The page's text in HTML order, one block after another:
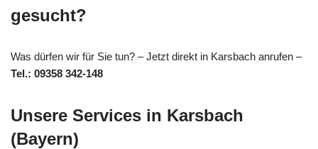
gesucht?
Was dürfen wir für Sie tun? – Jetzt direkt in Karsbach anrufen –
Tel.: 09358 342-148
Unsere Services in Karsbach
(Bayern)